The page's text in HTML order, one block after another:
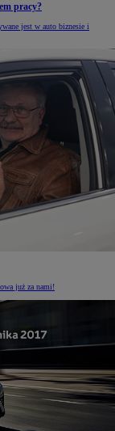
pracy?
jest w auto biznesie i
już za nami!